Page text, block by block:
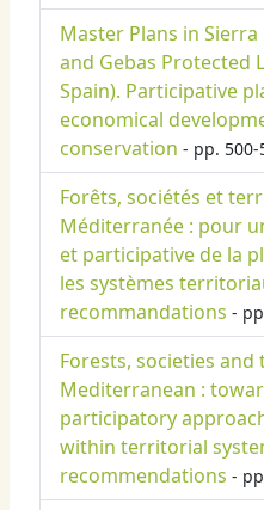
Master Plans in
and Gebas Protected
Spain). Participative
economical
conservation - pp. 500-
Forêts, sociétés et
Méditerranée : pour
et participative de la
les systèmes
recommandations -
Forests, societies
Mediterranean :
participatory
within territorial
recommendations -